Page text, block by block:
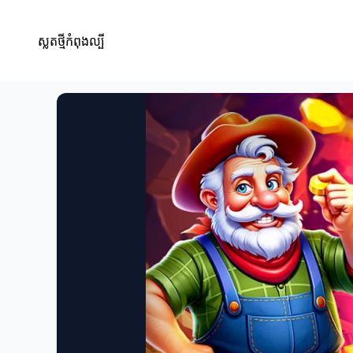
ស្លតថ្មីកំពុងល្បី